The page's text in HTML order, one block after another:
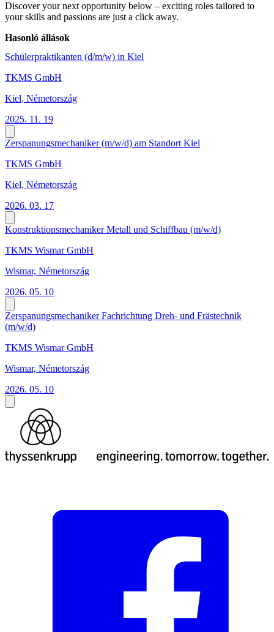
Discover your next opportunity below – exciting roles tailored to
your skills and passions are just a click away.
Hasonló állások
Schülerpraktikanten (d/m/w) in Kiel
TKMS GmbH
Kiel, Németország
2025. 11. 19
Zerspanungsmechaniker (m/w/d) am Standort Kiel
TKMS GmbH
Kiel, Németország
2026. 03. 17
Konstruktionsmechaniker Metall und Schiffbau (m/w/d)
TKMS Wismar GmbH
Wismar, Németország
2026. 05. 10
Zerspanungsmechaniker Fachrichtung Dreh- und Frästechnik
(m/w/d)
TKMS Wismar GmbH
Wismar, Németország
2026. 05. 10